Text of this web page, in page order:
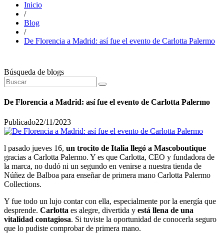
Inicio
/
Blog
/
De Florencia a Madrid: así fue el evento de Carlotta Palermo
Búsqueda de blogs
De Florencia a Madrid: así fue el evento de Carlotta Palermo
Publicado22/11/2023
l pasado jueves 16, un trocito de Italia llegó a Mascoboutique
gracias a Carlotta Palermo. Y es que Carlotta, CEO y fundadora de
la marca, no dudó ni un segundo en venirse a nuestra tienda de
Núñez de Balboa para enseñar de primera mano Carlotta Palermo
Collections.
Y fue todo un lujo contar con ella, especialmente por la energía que
desprende. Carlotta es alegre, divertida y está llena de una
vitalidad contagiosa. Si tuviste la oportunidad de conocerla seguro
que lo pudiste comprobar de primera mano.